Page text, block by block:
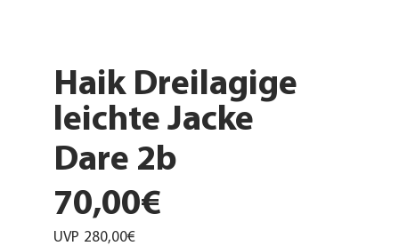
Haik Dreilagige
leichte Jacke
Dare 2b
70,00€
UVP 280,00€